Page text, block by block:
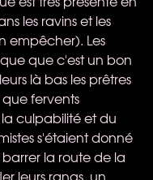
les ravins et les
empêcher). Les
que c'est un bon
là bas les prêtres
fervents
culpabilité et du
s'étaient donné
la route de la
leurs rangs, un